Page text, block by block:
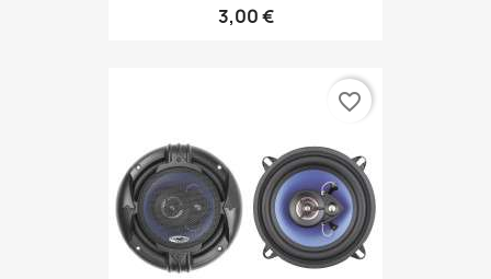
3,00 €
favorite_border